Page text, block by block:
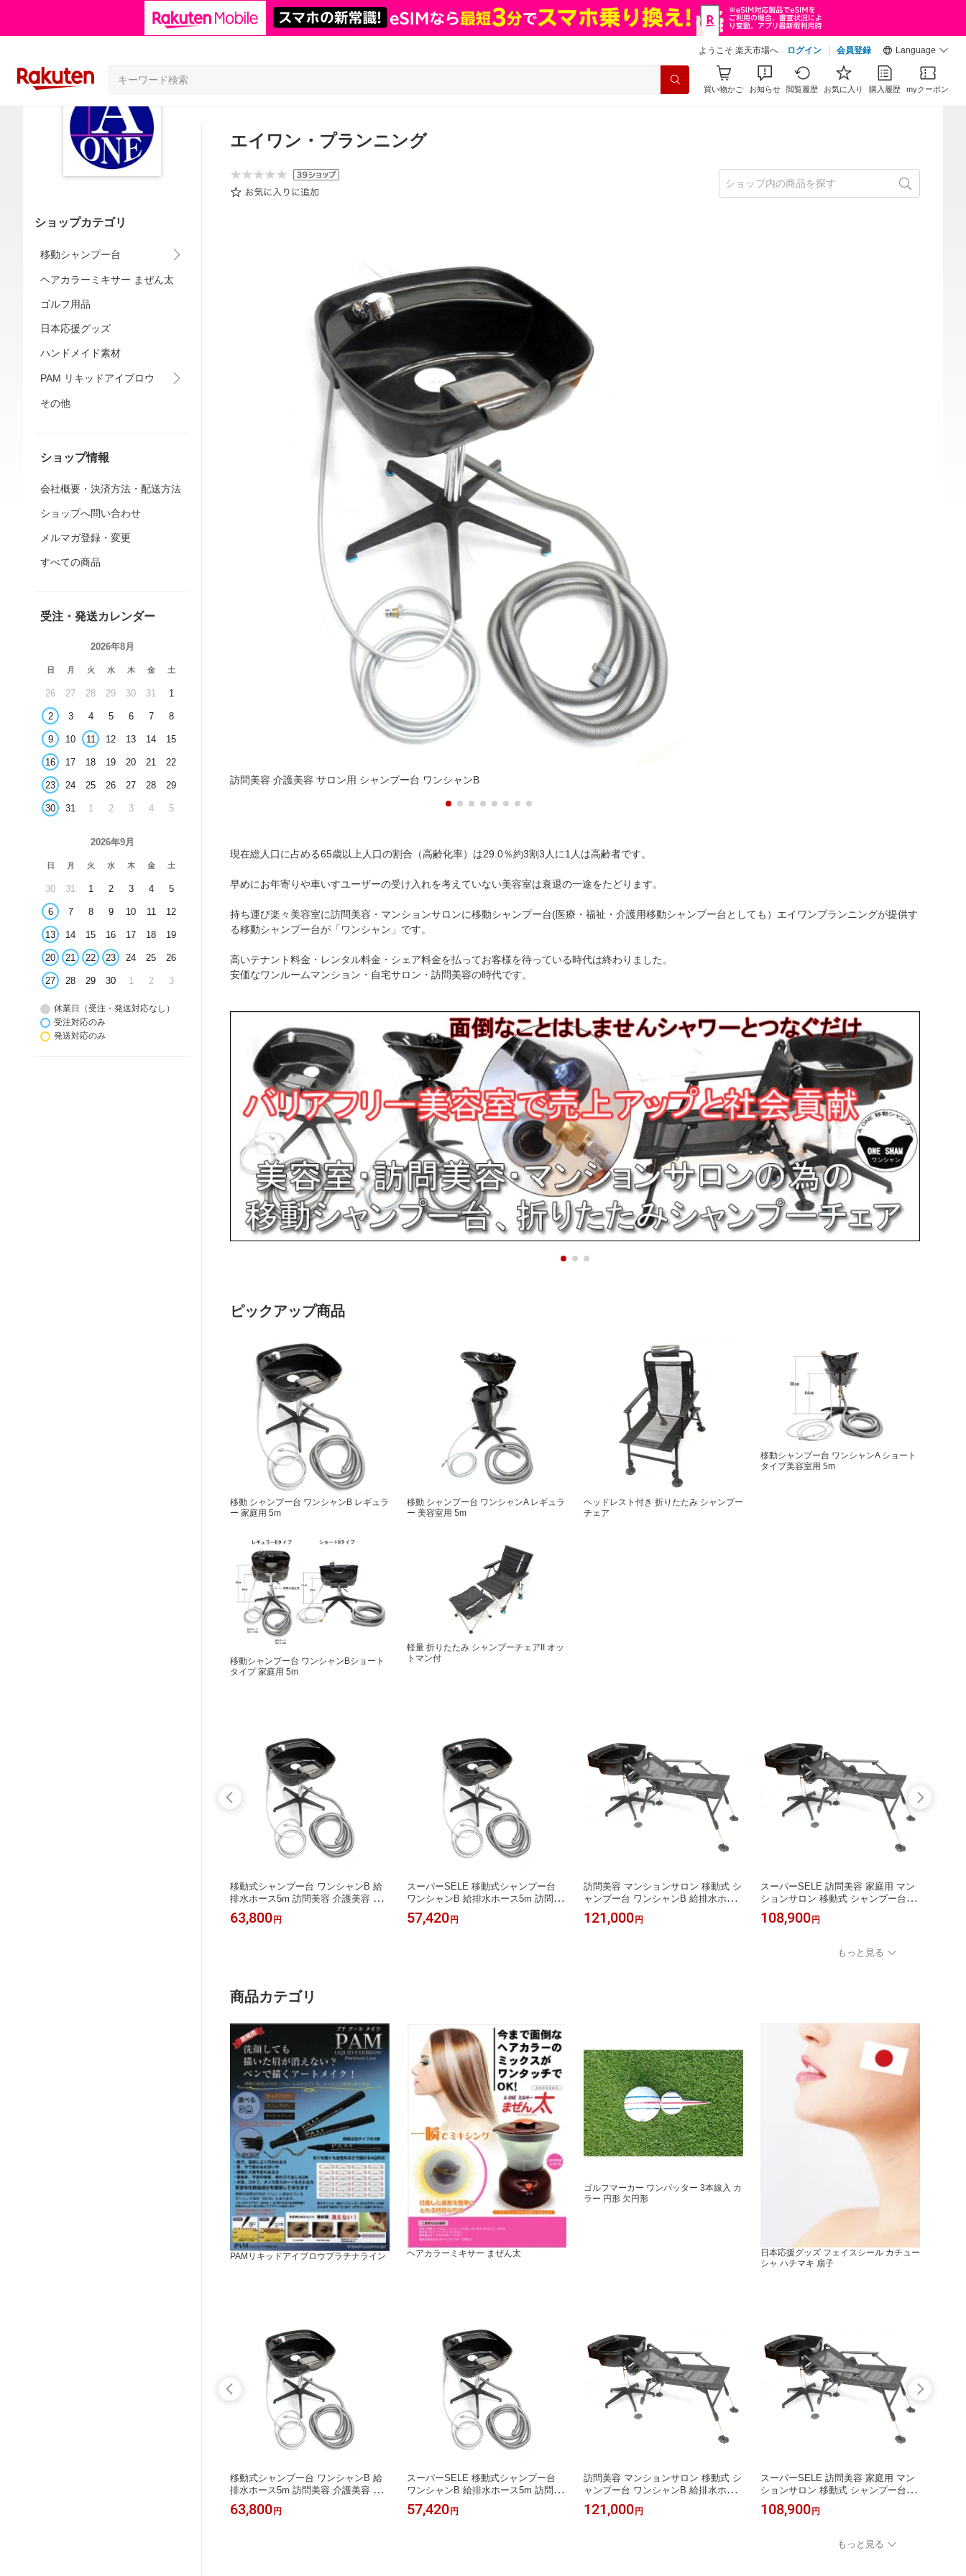
ようこそ 楽天市場へ ログイン 会員登録 Language
買い物かご お知らせ 閲覧履歴 お気に入り 購入履歴 myクーポン
ショップカテゴリ
移動シャンプー台
ヘアカラーミキサー まぜん太
ゴルフ用品
日本応援グッズ
ハンドメイド素材
PAM リキッドアイブロウ
その他
ショップ情報
会社概要・決済方法・配送方法
ショップへ問い合わせ
メルマガ登録・変更
すべての商品
受注・発送カレンダー
2026年8月
日 月 火 水 木 金 土
26 27 28 29 30 31 1
2 3 4 5 6 7 8
9 10 11 12 13 14 15
16 17 18 19 20 21 22
23 24 25 26 27 28 29
30 31 1 2 3 4 5
2026年9月
日 月 火 水 木 金 土
30 31 1 2 3 4 5
6 7 8 9 10 11 12
13 14 15 16 17 18 19
20 21 22 23 24 25 26
27 28 29 30 1 2 3
休業日（受注・発送対応なし）
受注対応のみ
発送対応のみ
エイワン・プランニング
訪問美容 介護美容 サロン用 シャンプー台 ワンシャンB
現在総人口に占める65歳以上人口の割合（高齢化率）は29.0％約3割3人に1人は高齢者です。
早めにお年寄りや車いすユーザーの受け入れを考えていない美容室は衰退の一途をたどります。
持ち運び楽々美容室に訪問美容・マンションサロンに移動シャンプー台(医療・福祉・介護用移動シャンプー台としても）エイワンプランニングが提供す
る移動シャンプー台が「ワンシャン」です。
高いテナント料金・レンタル料金・シェア料金を払ってお客様を待っている時代は終わりました。
安価なワンルームマンション・自宅サロン・訪問美容の時代です。
ピックアップ商品
移動 シャンプー台 ワンシャンB レギュラ
ー 家庭用 5m
移動 シャンプー台 ワンシャンA レギュラ
ー 美容室用 5m
ヘッドレスト付き 折りたたみ シャンプー
チェア
移動シャンプー台 ワンシャンA ショート
タイプ美容室用 5m
移動シャンプー台 ワンシャンBショート
タイプ 家庭用 5m
軽量 折りたたみ シャンプーチェアII オッ
トマン付
移動式シャンプー台 ワンシャンB 給
排水ホース5m 訪問美容 介護美容 マ
ンションサロン対応 タンク不要 給水
開閉スイッチ付シャワーヘッド 専用
63,800 円
スーパーSELE 移動式シャンプー台
ワンシャンB 給排水ホース5m 訪問美
容 介護美容 家庭用 マンションサロン
対応 タンク不要 給水開閉スイッチ付
57,420 円
訪問美容 マンションサロン 移動式 シ
ャンプー台 ワンシャンB 給排水ホー
ス10m＋軽量 シャンプーチェア セッ
ト ヘッドレスト付き 折りたたみ式 角
121,000 円
スーパーSELE 訪問美容 家庭用 マン
ションサロン 移動式 シャンプー台 ワ
ンシャンB 給排水ホース10m＋軽量
シャンプーチェア セット ヘッドレス
能 洗髪 福祉 介護 入浴
108,900 円
もっと見る
商品カテゴリ
PAMリキッドアイブロウプラチナライン ヘアカラーミキサー まぜん太
ゴルフマーカー ワンパッター 3本線入 カ
ラー 円形 欠円形
日本応援グッズ フェイスシール カチュー
シャ ハチマキ 扇子
移動式シャンプー台 ワンシャンB 給
排水ホース5m 訪問美容 介護美容 マ
ンションサロン対応 タンク不要 給水
開閉スイッチ付シャワーヘッド 専用
63,800円
スーパーSELE 移動式シャンプー台
ワンシャンB 給排水ホース5m 訪問美
容 介護美容 家庭用 マンションサロン
対応 タンク不要 給水開閉スイッチ付
57,420円
訪問美容 マンションサロン 移動式 シ
ャンプー台 ワンシャンB 給排水ホー
ス10m＋軽量 シャンプーチェア セッ
ト ヘッドレスト付き 折りたたみ式 角
121,000円
スーパーSELE 訪問美容 家庭用 マン
ションサロン 移動式 シャンプー台 ワ
ンシャンB 給排水ホース10m＋軽量
シャンプーチェア セット ヘッドレス
能 洗髪 福祉 介護 入浴
108,900円
もっと見る